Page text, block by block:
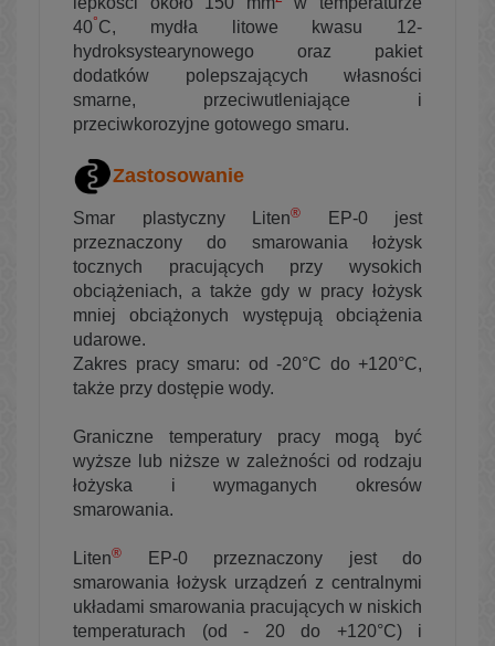
40°C, mydła litowe kwasu 12-
hydroksystearynowego oraz pakiet
dodatków polepszających własności
smarne, przeciwutleniające i
przeciwkorozyjne gotowego smaru.
Zastosowanie
Smar plastyczny Liten®
EP-0 jest
przeznaczony do smarowania łożysk
tocznych pracujących przy wysokich
obciążeniach, a także gdy w pracy łożysk
mniej obciążonych występują obciążenia
udarowe.
Zakres pracy smaru: od -20°C do +120°C,
także przy dostępie wody.
Graniczne temperatury pracy mogą być
wyższe lub niższe w zależności od rodzaju
łożyska i wymaganych okresów
smarowania.
Liten®
EP-0 przeznaczony jest do
smarowania łożysk urządzeń z centralnymi
układami smarowania pracujących w niskich
temperaturach (od - 20 do +120°C) i